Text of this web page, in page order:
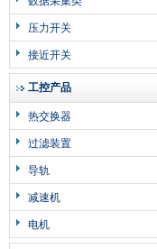
压力开关
接近开关
工控产品
热交换器
过滤装置
导轨
减速机
电机